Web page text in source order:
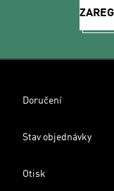
Doručení
Stav objednávky
Otisk